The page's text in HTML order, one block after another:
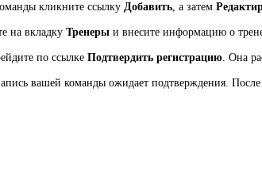
кликните ссылку Добавить, а затем
на вкладку Тренеры и внесите информацию о
по ссылке Подтвердить регистрацию. Она
вашей команды ожидает подтверждения.